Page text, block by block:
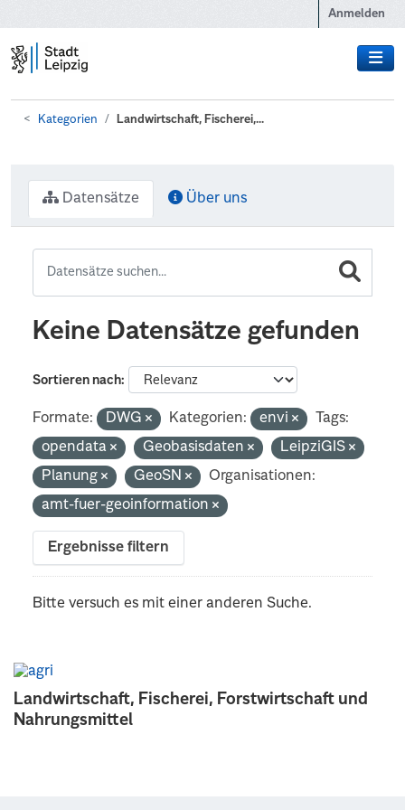
Anmelden
Kategorien Landwirtschaft, Fischerei,...
Landwirtschaft, Fischerei, Forstwirtschaft und
Nahrungsmittel
Datensätze Über uns
Keine Datensätze gefunden
Sortieren nach
Formate: DWG Kategorien: envi
Tags:
opendata
Geobasisdaten
LeipziGIS
Planung
GeoSN
Organisationen:
amt-fuer-geoinformation
Ergebnisse filtern
Bitte versuch es mit einer anderen Suche.